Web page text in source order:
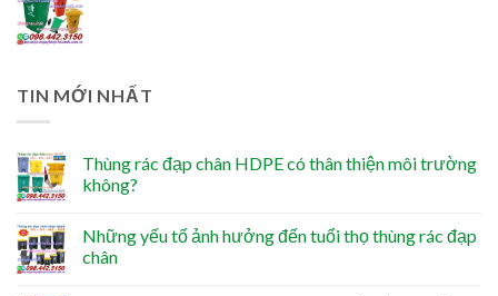
TIN MỚI NHẤT
Thùng rác đạp chân HDPE có thân thiện môi trường
không?
Những yếu tố ảnh hưởng đến tuổi thọ thùng rác đạp
chân